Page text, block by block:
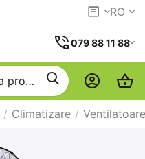
RO
079 88 11 88
/ Climatizare / Ventilatoare